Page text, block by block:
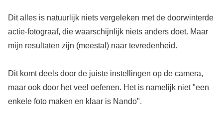
Dit alles is natuurlijk niets vergeleken met de doorwinterde
actie-fotograaf, die waarschijnlijk niets anders doet. Maar
mijn resultaten zijn (meestal) naar tevredenheid.
Dit komt deels door de juiste instellingen op de camera,
maar ook door het veel oefenen. Het is namelijk niet "een
enkele foto maken en klaar is Nando".